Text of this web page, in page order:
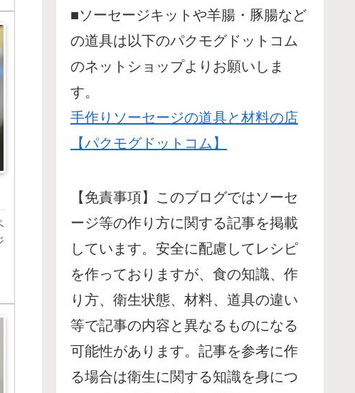
■ソーセージキットや羊腸・豚腸など
の道具は以下のパクモグドットコム
のネットショップよりお願いしま
す。
手作りソーセージの道具と材料の店
【パクモグドットコム】
【免責事項】このブログではソーセ
ージ等の作り方に関する記事を掲載
しています。安全に配慮してレシピ
を作っておりますが、食の知識、作
り方、衛生状態、材料、道具の違い
等で記事の内容と異なるものになる
可能性があります。記事を参考に作
る場合は衛生に関する知識を身につ